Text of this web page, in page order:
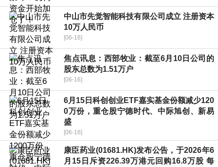
中山市先觉智能科技有限公司成立 注册资本
10万人民币
[06-16]
焦点讯息：西部牧业：截至6月10日公司的
股东总数为1.51万户
[06-16]
6月15日科创创业ETF嘉实基金份额减少120
0万份，重仓股宁德时代、中际旭创、新易
盛
[06-16]
康臣药业(01681.HK)发布公告，于2026年6
月15日斥资226.39万港元回购16.8万股 每